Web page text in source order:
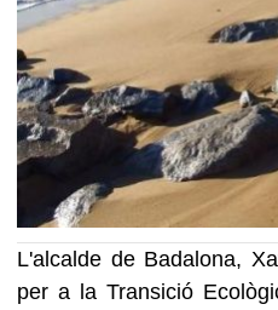
L'alcalde de Badalona,
per a la Transició